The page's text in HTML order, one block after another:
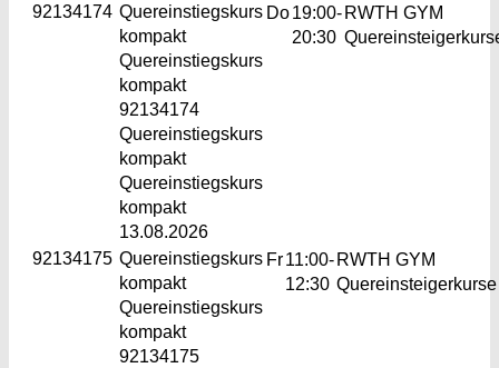
92134174 Quereinstiegskurs
kompakt
Quereinstiegskurs
kompakt
92134174
Quereinstiegskurs
kompakt
Quereinstiegskurs
kompakt
13.08.2026
Do19:00-
20:30
RWTH GYM
92134175 Quereinstiegskurs
kompakt
Quereinstiegskurs
kompakt
92134175
Fr11:00-
12:30
RWTH GYM
Quereinsteigerkurse